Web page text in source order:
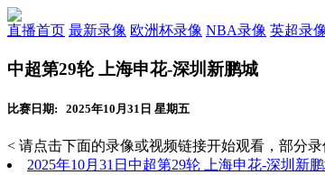
直播首页 最新录像 欧洲杯录像 NBA录像 英超录
中超第29轮 上海申花-深圳新鹏城
比赛日期: 2025年10月31日 星期五
< 请点击下面的录像或视频链接开始观看，部分
2025年10月31日中超第29轮 上海申花-深圳新